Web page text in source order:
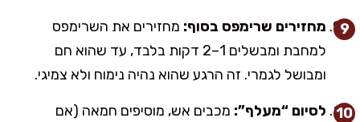
מחזירים שרימפס בסוף: מחזירים את השרימפס
למחבת ומבשלים 1–2 דקות בלבד, עד שהוא חם
ומבושל לגמרי. זה הרגע שהוא נהיה נימוח ולא צמיגי.
לסיום “מעלף”: מכבים אש, מוסיפים חמאה (אם